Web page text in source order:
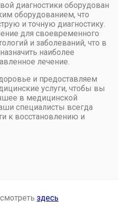
диагностики оборудован
оборудованием, что
и точную диагностику.
для своевременного
и заболеваний, что в
наиболее
лечение.
и предоставляем
услуги, чтобы вы
в медицинской
специалисты всегда
к восстановлению и
здесь